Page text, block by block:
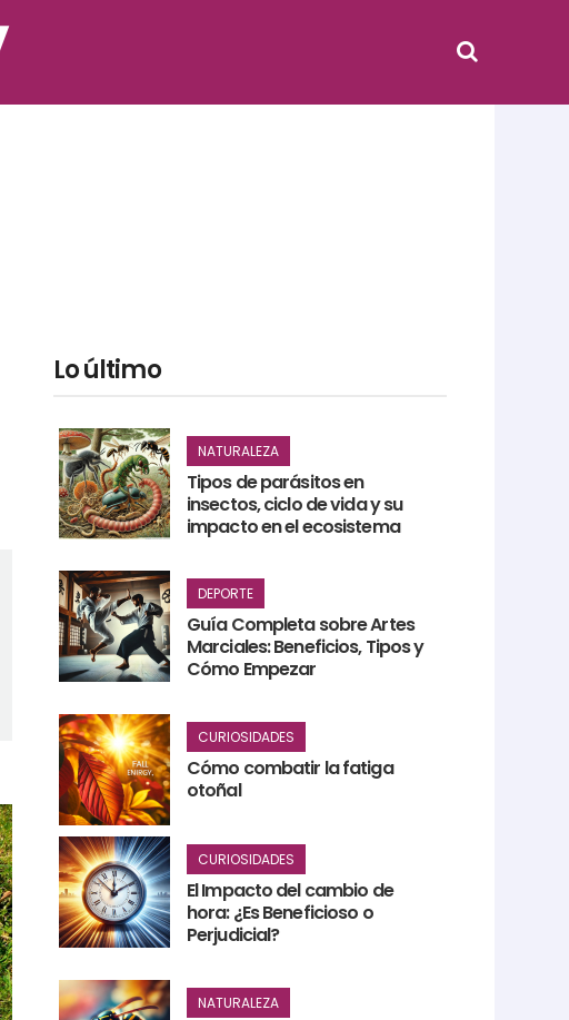
Lo último
NATURALEZA
Tipos de parásitos en
insectos, ciclo de vida y su
impacto en el ecosistema
DEPORTE
Guía Completa sobre Artes
Marciales: Beneficios, Tipos y
Cómo Empezar
CURIOSIDADES
Cómo combatir la fatiga
otoñal
CURIOSIDADES
El Impacto del cambio de
hora: ¿Es Beneficioso o
Perjudicial?
NATURALEZA